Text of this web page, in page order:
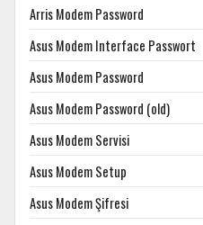
Arris Modem Password
Asus Modem Interface Passwort
Asus Modem Password
Asus Modem Password (old)
Asus Modem Servisi
Asus Modem Setup
Asus Modem Şifresi